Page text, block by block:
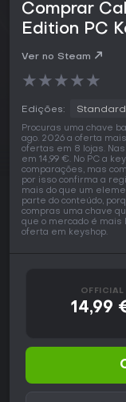
Comprar
Edition PC
Ver no Steam
★★★★★
Edições: Standard
Procuras uma chave
ago. 2026 a oferta
ofertas em 8 lojas.
em 14,99 €. No PC a
comparações, mas
por isso confirma a
mais do que um
parte do conteúdo,
compras uma chave
que o mercado é mais
oferta em keyshop.
OFFICIAL
14,99